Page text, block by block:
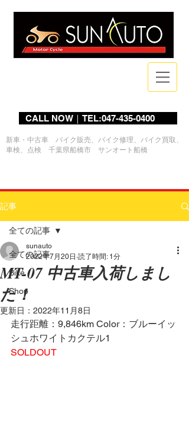
CALL NOW｜TEL:047-435-0400
新車・中古車 バイク販売、バイク修理、バイク買取、
車検、点検 千葉県船橋市 サンオート船橋
記事
全ての記事
Bike
Shop
全ての記事
MT-07 中古車入荷しまし
た！
sunauto
2022年7月20日 読了時間: 1分
更新日： 2022年11月8日
走行距離：9,846km Color：ブルーイッ
シュホワイトカクテル1
SOLDOUT